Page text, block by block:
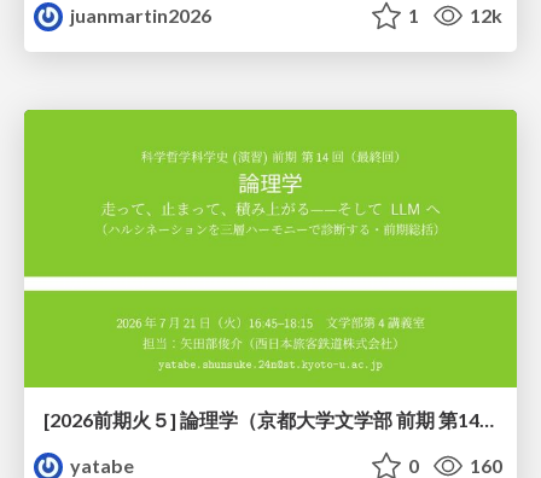
juanmartin2026 1 12k
yatabe
0 160